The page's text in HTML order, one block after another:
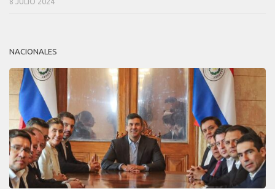
NACIONALES